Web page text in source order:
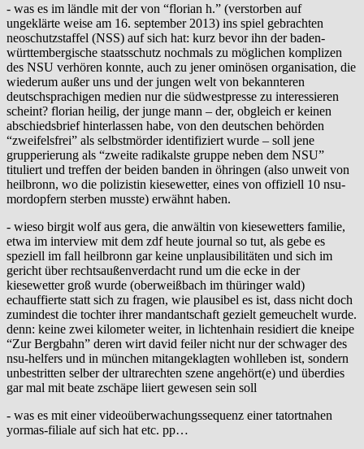
- was es im ländle mit der von “florian h.” (verstorben auf
ungeklärte weise am 16. september 2013) ins spiel gebrachten
neoschutzstaffel (NSS) auf sich hat: kurz bevor ihn der baden-
württembergische staatsschutz nochmals zu möglichen komplizen
des NSU verhören konnte, auch zu jener ominösen organisation, die
wiederum außer uns und der jungen welt von bekannteren
deutschsprachigen medien nur die südwestpresse zu interessieren
scheint? florian heilig, der junge mann – der, obgleich er keinen
abschiedsbrief hinterlassen habe, von den deutschen behörden
“zweifelsfrei” als selbstmörder identifiziert wurde – soll jene
grupperierung als “zweite radikalste gruppe neben dem NSU”
tituliert und treffen der beiden banden in öhringen (also unweit von
heilbronn, wo die polizistin kiesewetter, eines von offiziell 10 nsu-
mordopfern sterben musste) erwähnt haben.
- wieso birgit wolf aus gera, die anwältin von kiesewetters familie,
etwa im interview mit dem zdf heute journal so tut, als gebe es
speziell im fall heilbronn gar keine unplausibilitäten und sich im
gericht über rechtsaußenverdacht rund um die ecke in der
kiesewetter groß wurde (oberweißbach im thüringer wald)
echauffierte statt sich zu fragen, wie plausibel es ist, dass nicht doch
zumindest die tochter ihrer mandantschaft gezielt gemeuchelt wurde.
denn: keine zwei kilometer weiter, in lichtenhain residiert die kneipe
“Zur Bergbahn” deren wirt david feiler nicht nur der schwager des
nsu-helfers und in münchen mitangeklagten wohlleben ist, sondern
unbestritten selber der ultrarechten szene angehört(e) und überdies
gar mal mit beate zschäpe liiert gewesen sein soll
- was es mit einer videoüberwachungssequenz einer tatortnahen
yormas-filiale auf sich hat etc. pp…